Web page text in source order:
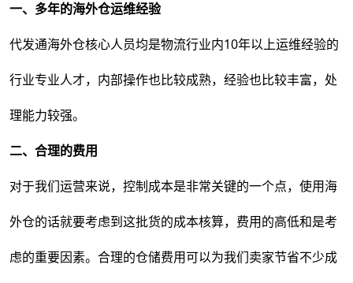
一、多年的海外仓运维经验
代发通海外仓核心人员均是物流行业内10年以上运维经验的
行业专业人才，内部操作也比较成熟，经验也比较丰富，处
理能力较强。
二、合理的费用
对于我们运营来说，控制成本是非常关键的一个点，使用海
外仓的话就要考虑到这批货的成本核算，费用的高低和是考
虑的重要因素。合理的仓储费用可以为我们卖家节省不少成